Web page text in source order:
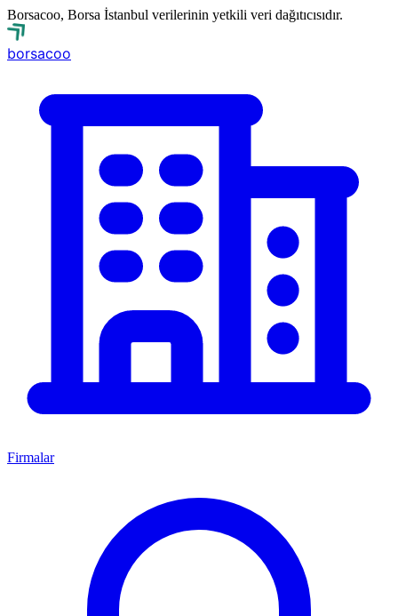
Borsacoo, Borsa İstanbul verilerinin yetkili veri dağıtıcısıdır.
borsacoo
Firmalar